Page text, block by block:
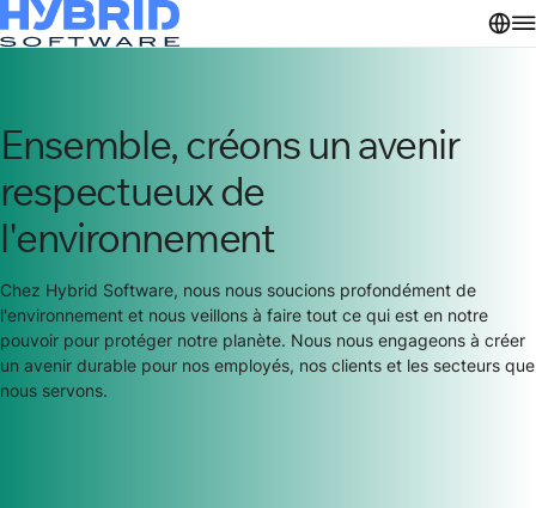
Ensemble, créons un avenir
respectueux de
l'environnement
Chez Hybrid Software, nous nous soucions profondément de
l'environnement et nous veillons à faire tout ce qui est en notre
pouvoir pour protéger notre planète. Nous nous engageons à créer
un avenir durable pour nos employés, nos clients et les secteurs que
nous servons.